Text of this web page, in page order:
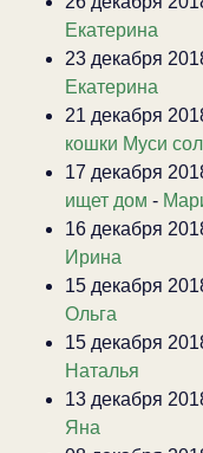
Екатерина
23 декабря
Екатерина
21 декабря
кошки Муси
17 декабря
ищет дом -
16 декабря
Ирина
15 декабря
Ольга
15 декабря
Наталья
13 декабря
Яна